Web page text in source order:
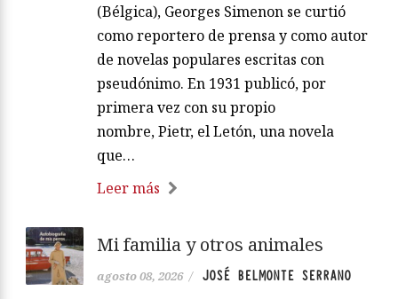
(Bélgica), Georges Simenon se curtió
como reportero de prensa y como autor
de novelas populares escritas con
pseudónimo. En 1931 publicó, por
primera vez con su propio
nombre, Pietr, el Letón, una novela
que…
Leer más
Mi familia y otros animales
agosto 08, 2026 / JOSÉ BELMONTE SERRANO